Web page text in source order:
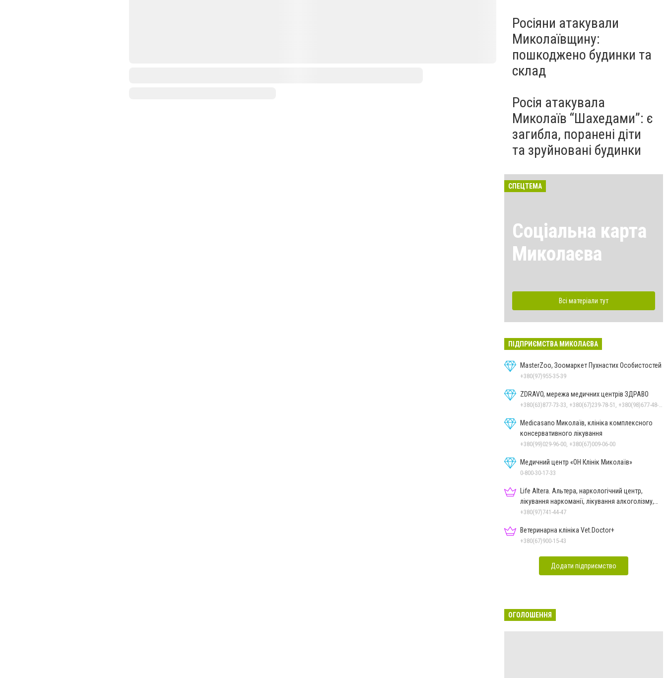
Росіяни атакували
Миколаївщину:
пошкоджено будинки та
склад
Росія атакувала
Миколаїв “Шахедами”: є
загибла, поранені діти
та зруйновані будинки
СПЕЦТЕМА
Соціальна карта
Миколаєва
Всі матеріали тут
ПІДПРИЄМСТВА МИКОЛАЄВА
MasterZoo, Зоомаркет Пухнастих Особистостей
+380(97)955-35-39
ZDRAVO, мережа медичних центрів ЗДРАВО
Medicasano Миколаїв, клініка комплексного
консервативного лікування
+380(99)029-96-00, +380(67)009-06-00
Медичний центр «ОН Клінік Миколаїв»
0-800-30-17-33
Life Altera. Альтера, наркологічний центр,
лікування наркоманії, лікування алкоголізму,
зняття ломки
+380(97)741-44-47
Ветеринарна клініка Vet.Doctor+
+380(67)900-15-43
Додати підприємство
ОГОЛОШЕННЯ